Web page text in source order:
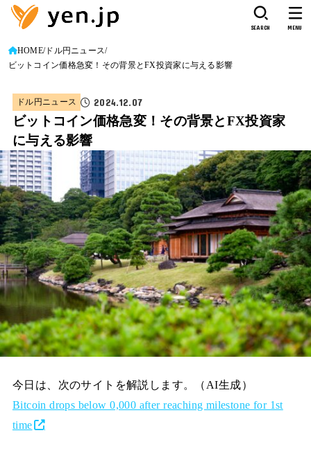
SEARCH MENU
HOME ドル円ニュース
ビットコイン価格急変！その背景とFX投資家に与える影響
ドル円ニュース 2024.12.07
ビットコイン価格急変！その背景とFX投資家
に与える影響
今日は、次のサイトを解説します。（AI生成）
Bitcoin drops below 0,000 after reaching milestone for 1st
time